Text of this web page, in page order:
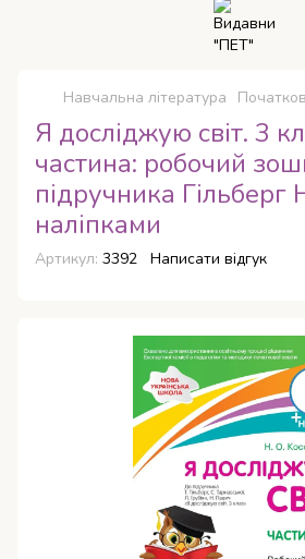
Навчальна література
Я досліджую світ. 3
частина: робочий
підручника
наліпками
Артикул: 3392 Написати відгук